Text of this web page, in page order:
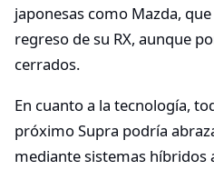
japonesas como Mazda,
regreso de su RX, aunque
cerrados.
En cuanto a la tecnología,
próximo Supra podría
mediante sistemas híbridos